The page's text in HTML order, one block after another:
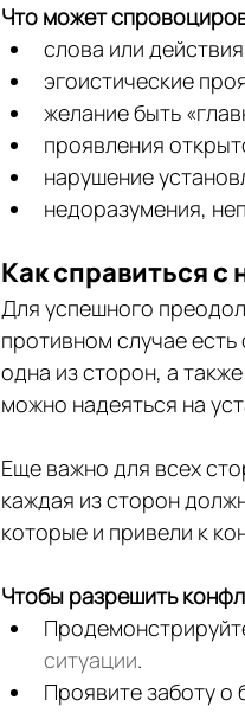
Что может
слова или
эгоистические
желание быть
проявления
нарушение
недоразумения,
Как справиться
Для успешного
противном случае
одна из сторон, а
можно надеяться на
Еще важно для всех
каждая из сторон
которые и привели к
Чтобы разрешить
ситуации.
Проявите заботу о